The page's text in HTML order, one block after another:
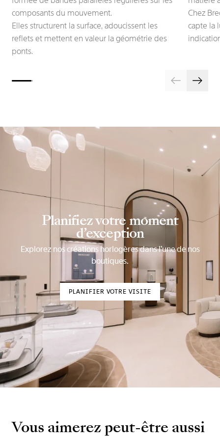
composants du mouvement.
Elles structurent la surface, adoucissent les
reflets et mettent en valeur la géométrie des
ponts.
Chez
capte la
Planifiez votre moment
d’exception
Explorez nos créations horlogères dans l’une de nos
boutiques.
PLANIFIER VOTRE VISITE
Vous aimerez peut-être aussi